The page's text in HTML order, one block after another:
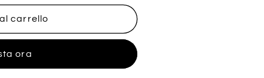
carrello
ora